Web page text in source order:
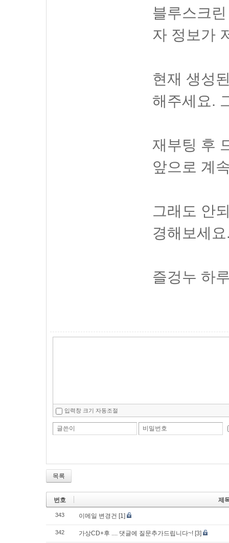
블루스크
자 정보가
현재 생성
해주세요.
재부팅 후
앞으로 계
그래도 안
경해보세
즐겅누 하
입력창 크기 자동조절
글쓴이 비밀번호
목록
번호 제
343 이메일 변경건 [1]
342 가상CD+후 .... 댓글에 질문추가드립니다~! [3]